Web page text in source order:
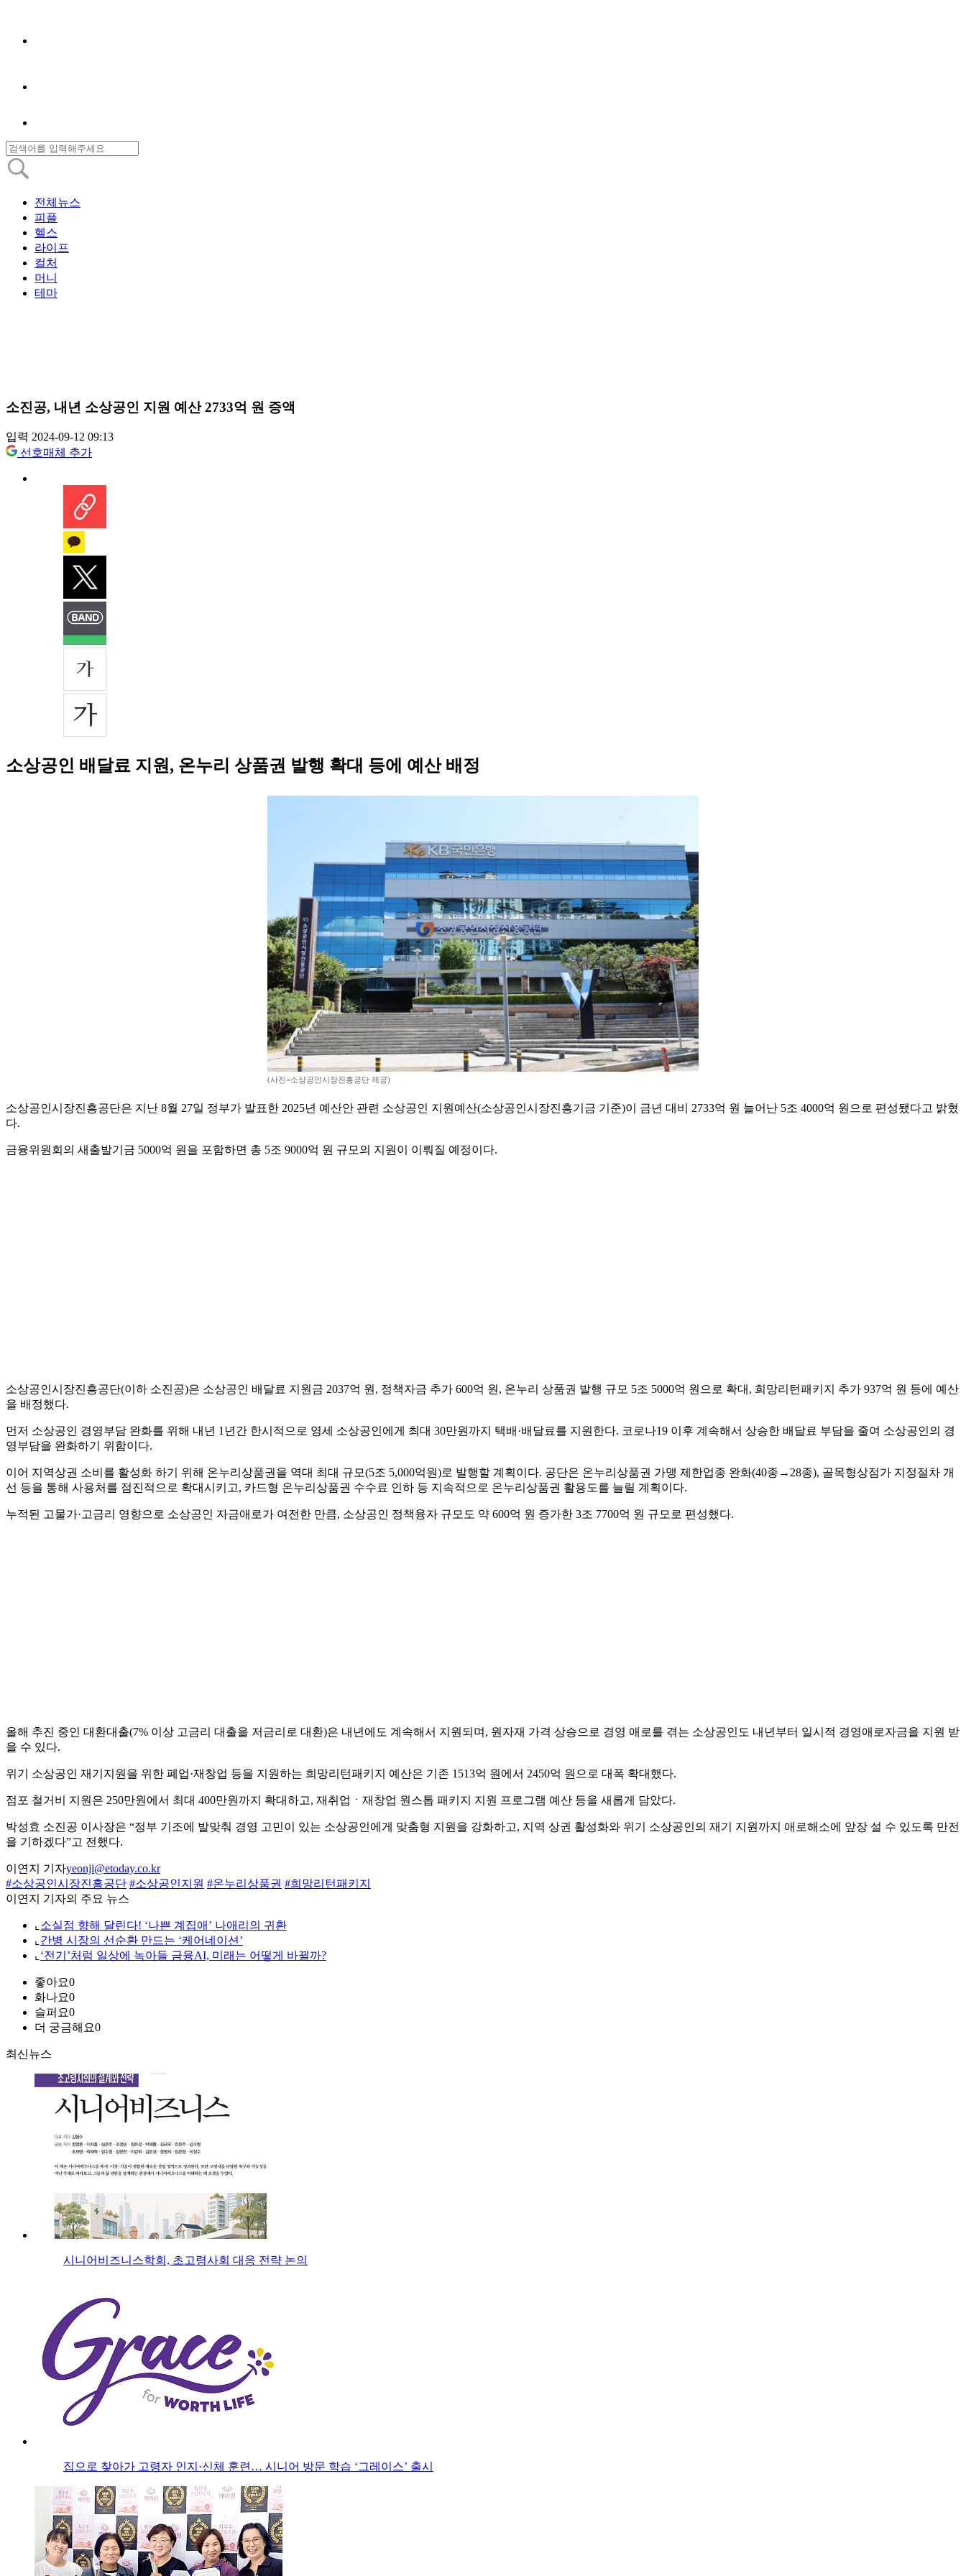
전체뉴스
피플
헬스
라이프
컬처
머니
테마
소진공, 내년 소상공인 지원 예산 2733억 원 증액
입력 2024-09-12 09:13
선호매체 추가
소상공인 배달료 지원, 온누리 상품권 발행 확대 등에 예산 배정
(사진=소상공인시장진흥공단 제공)
소상공인시장진흥공단은 지난 8월 27일 정부가 발표한 2025년 예산안 관련 소상공인 지원예산(소상공인시장진흥기금 기준)이 금년 대비 2733억 원 늘어난 5조 4000억 원으로 편성됐다고 밝혔
다.
금융위원회의 새출발기금 5000억 원을 포함하면 총 5조 9000억 원 규모의 지원이 이뤄질 예정이다.
소상공인시장진흥공단(이하 소진공)은 소상공인 배달료 지원금 2037억 원, 정책자금 추가 600억 원, 온누리 상품권 발행 규모 5조 5000억 원으로 확대, 희망리턴패키지 추가 937억 원 등에 예산
을 배정했다.
먼저 소상공인 경영부담 완화를 위해 내년 1년간 한시적으로 영세 소상공인에게 최대 30만원까지 택배·배달료를 지원한다. 코로나19 이후 계속해서 상승한 배달료 부담을 줄여 소상공인의 경
영부담을 완화하기 위함이다.
이어 지역상권 소비를 활성화 하기 위해 온누리상품권을 역대 최대 규모(5조 5,000억원)로 발행할 계획이다. 공단은 온누리상품권 가맹 제한업종 완화(40종→28종), 골목형상점가 지정절차 개
선 등을 통해 사용처를 점진적으로 확대시키고, 카드형 온누리상품권 수수료 인하 등 지속적으로 온누리상품권 활용도를 늘릴 계획이다.
누적된 고물가·고금리 영향으로 소상공인 자금애로가 여전한 만큼, 소상공인 정책융자 규모도 약 600억 원 증가한 3조 7700억 원 규모로 편성했다.
올해 추진 중인 대환대출(7% 이상 고금리 대출을 저금리로 대환)은 내년에도 계속해서 지원되며, 원자재 가격 상승으로 경영 애로를 겪는 소상공인도 내년부터 일시적 경영애로자금을 지원 받
을 수 있다.
위기 소상공인 재기지원을 위한 폐업·재창업 등을 지원하는 희망리턴패키지 예산은 기존 1513억 원에서 2450억 원으로 대폭 확대했다.
점포 철거비 지원은 250만원에서 최대 400만원까지 확대하고, 재취업ㆍ재창업 원스톱 패키지 지원 프로그램 예산 등을 새롭게 담았다.
박성효 소진공 이사장은 “정부 기조에 발맞춰 경영 고민이 있는 소상공인에게 맞춤형 지원을 강화하고, 지역 상권 활성화와 위기 소상공인의 재기 지원까지 애로해소에 앞장 설 수 있도록 만전
을 기하겠다”고 전했다.
이연지 기자yeonji@etoday.co.kr
#소상공인시장진흥공단 #소상공인지원 #온누리상품권 #희망리턴패키지
이연지 기자의 주요 뉴스
⌞ 소실점 향해 달린다! ‘나쁜 계집애’ 나애리의 귀환
⌞ 간병 시장의 선순환 만드는 ‘케어네이션’
⌞ ‘전기’처럼 일상에 녹아들 금융AI, 미래는 어떻게 바뀔까?
좋아요0
화나요0
슬퍼요0
더 궁금해요0
최신뉴스
시니어비즈니스학회, 초고령사회 대응 전략 논의
집으로 찾아가 고령자 인지·신체 훈련… 시니어 방문 학습 ‘그레이스’ 출시